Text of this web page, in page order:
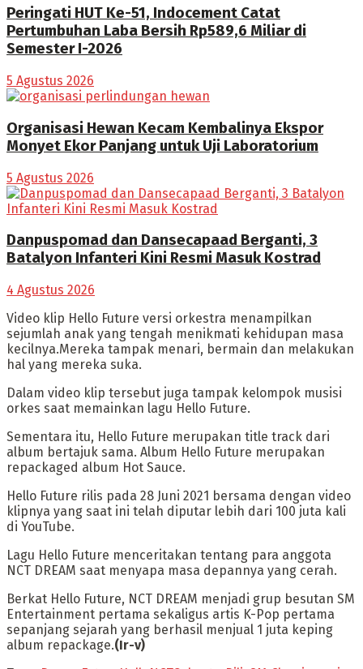
Peringati HUT Ke-51, Indocement Catat
Pertumbuhan Laba Bersih Rp589,6 Miliar di
Semester I-2026
5 Agustus 2026
Organisasi Hewan Kecam Kembalinya Ekspor
Monyet Ekor Panjang untuk Uji Laboratorium
5 Agustus 2026
Danpuspomad dan Dansecapaad Berganti, 3
Batalyon Infanteri Kini Resmi Masuk Kostrad
4 Agustus 2026
Video klip Hello Future versi orkestra menampilkan
sejumlah anak yang tengah menikmati kehidupan masa
kecilnya.Mereka tampak menari, bermain dan melakukan
hal yang mereka suka.
Dalam video klip tersebut juga tampak kelompok musisi
orkes saat memainkan lagu Hello Future.
Sementara itu, Hello Future merupakan title track dari
album bertajuk sama. Album Hello Future merupakan
repackaged album Hot Sauce.
Hello Future rilis pada 28 Juni 2021 bersama dengan video
klipnya yang saat ini telah diputar lebih dari 100 juta kali
di YouTube.
Lagu Hello Future menceritakan tentang para anggota
NCT DREAM saat menyapa masa depannya yang cerah.
Berkat Hello Future, NCT DREAM menjadi grup besutan SM
Entertainment pertama sekaligus artis K-Pop pertama
sepanjang sejarah yang berhasil menjual 1 juta keping
album repackage.(Ir-v)